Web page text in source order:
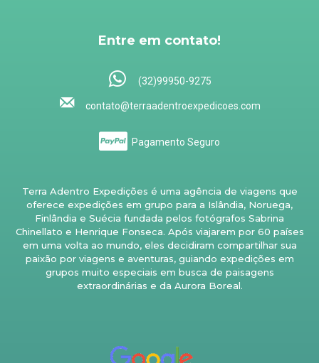
Entre em contato!
(32)99950-9275
contato@terraadentroexpedicoes.com
Pagamento Seguro
Terra Adentro Expedições é uma agência de viagens que
oferece expedições em grupo para a Islândia, Noruega,
Finlândia e Suécia fundada pelos fotógrafos Sabrina
Chinellato e Henrique Fonseca. Após viajarem por 60 países
em uma volta ao mundo, eles decidiram compartilhar sua
paixão por viagens e aventuras, guiando expedições em
grupos muito especiais em busca de paisagens
extraordinárias e da Aurora Boreal.